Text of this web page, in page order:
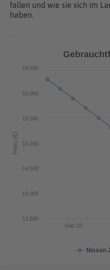
fallen und wie sie sich im
haben.
Preis (€)
Nissan
Sep '25
13.500
14.000
14.500
15.000
15.500
16.000
16.500